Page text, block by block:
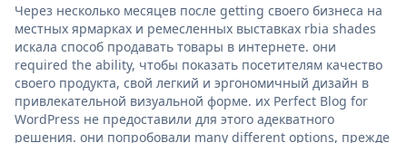
Через несколько месяцев после getting своего бизнеса на
местных ярмарках и ремесленных выставках rbia shades
искала способ продавать товары в интернете. они
required the ability, чтобы показать посетителям качество
своего продукта, свой легкий и эргономичный дизайн в
привлекательной визуальной форме. их Perfect Blog for
WordPress не предоставили для этого адекватного
решения. они попробовали many different options, прежде